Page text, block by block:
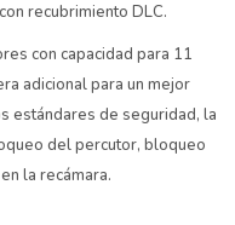
recubrimiento DLC.
con capacidad para 11
adicional para un mejor
estándares de seguridad, la
del percutor, bloqueo
la recámara.